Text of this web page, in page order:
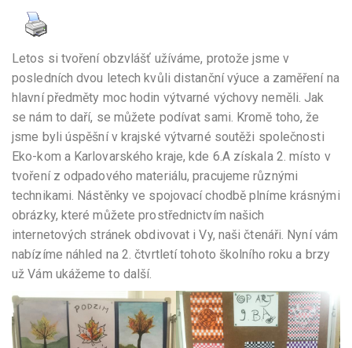
Letos si tvoření obzvlášť užíváme, protože jsme v
posledních dvou letech kvůli distanční výuce a zaměření na
hlavní předměty moc hodin výtvarné výchovy neměli. Jak
se nám to daří, se můžete podívat sami. Kromě toho, že
jsme byli úspěšní v krajské výtvarné soutěži společnosti
Eko-kom a Karlovarského kraje, kde 6.A získala 2. místo v
tvoření z odpadového materiálu, pracujeme různými
technikami. Nástěnky ve spojovací chodbě plníme krásnými
obrázky, které můžete prostřednictvím našich
internetových stránek obdivovat i Vy, naši čtenáři. Nyní vám
nabízíme náhled na 2. čtvrtletí tohoto školního roku a brzy
už Vám ukážeme to další.